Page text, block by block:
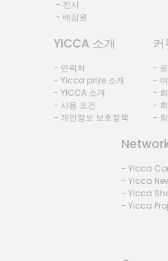
- 전시
- 배심원
YICCA 소개
- 연락처
- Yicca prize 소개
- YICCA 소개
- 사용 조건
- 개인정보 보호정책
커
-
-
-
-
-
- Yicca
- Yicca
- Yicca
- Yicca